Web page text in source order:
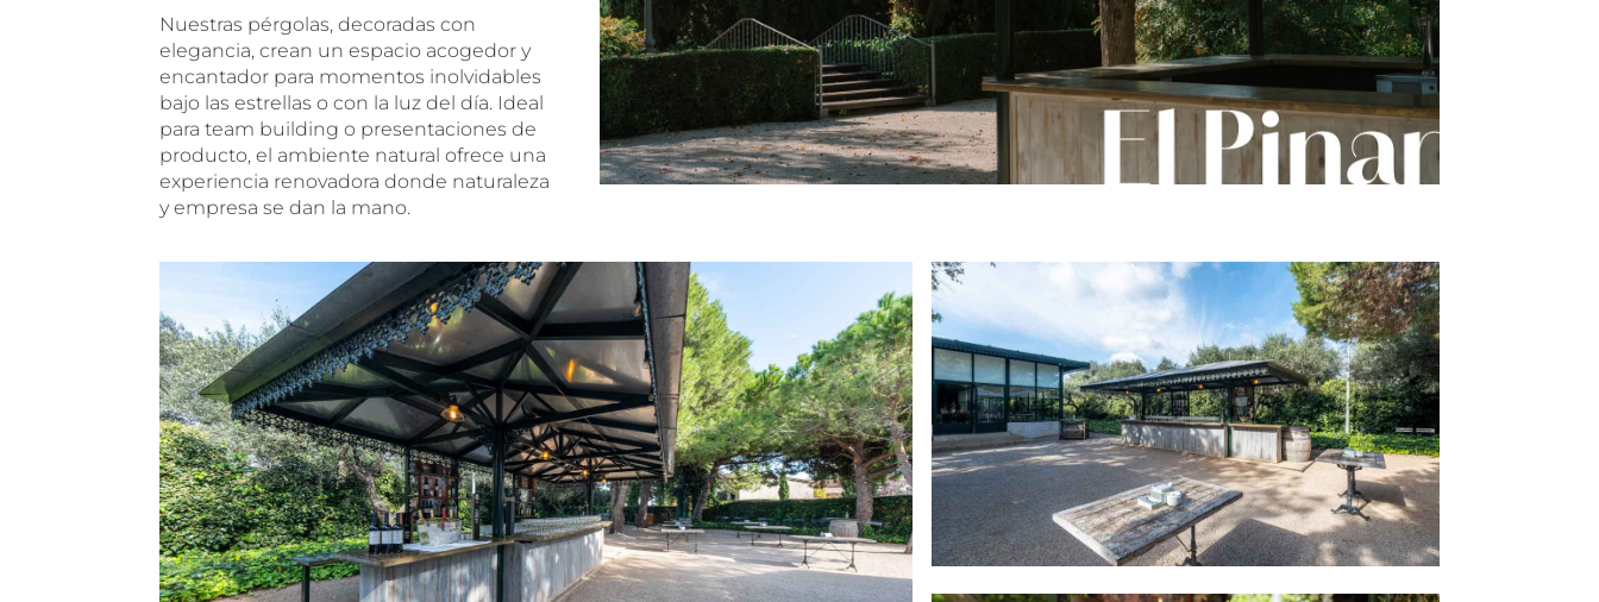
Nuestras pérgolas, decoradas con
elegancia, crean un espacio acogedor y
encantador para momentos inolvidables
bajo las estrellas o con la luz del día. Ideal
para team building o presentaciones de
producto, el ambiente natural ofrece una
experiencia renovadora donde naturaleza
y empresa se dan la mano.